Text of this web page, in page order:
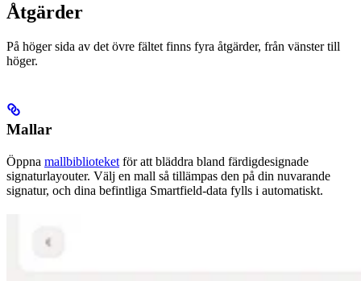
Åtgärder
På höger sida av det övre fältet finns fyra åtgärder, från vänster till
höger.
Mallar
Öppna mallbiblioteket för att bläddra bland färdigdesignade
signaturlayouter. Välj en mall så tillämpas den på din nuvarande
signatur, och dina befintliga Smartfield-data fylls i automatiskt.